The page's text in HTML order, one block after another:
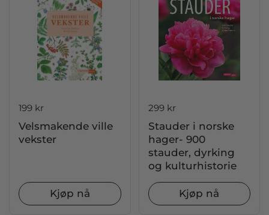
Pris:
199 kr
Velsmakende ville
vekster
Kjøp nå
Pris:
299 kr
Stauder i norske
hager- 900
stauder, dyrking
og kulturhistorie
Kjøp nå